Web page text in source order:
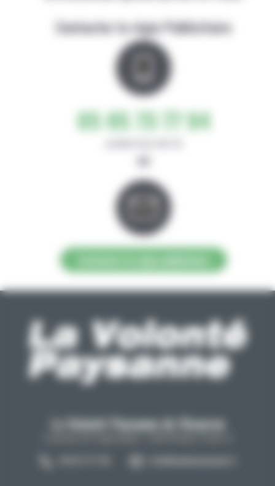
Contacter la régie Publicitaire
05 65 73 77 94
ou
La Volonté Paysanne de l'Aveyron